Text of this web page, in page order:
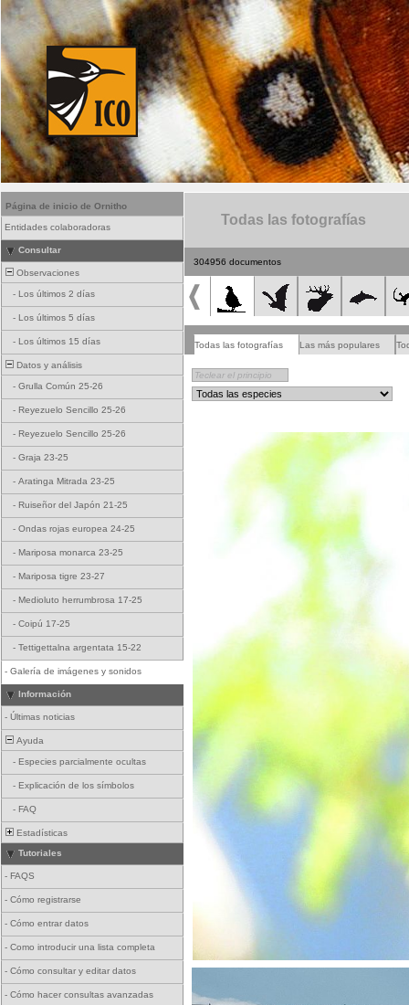
Página de inicio de Ornitho
Entidades colaboradoras
Consultar
Observaciones
- Los últimos 2 días
- Los últimos 5 días
- Los últimos 15 días
Datos y análisis
- Grulla Común 25-26
- Reyezuelo Sencillo 25-26
- Reyezuelo Sencillo 25-26
- Graja 23-25
- Aratinga Mitrada 23-25
- Ruiseñor del Japón 21-25
- Ondas rojas europea 24-25
- Mariposa monarca 23-25
- Mariposa tigre 23-27
- Medioluto herrumbrosa 17-25
- Coipú 17-25
- Tettigettalna argentata 15-22
- Galería de imágenes y sonidos
Información
- Últimas noticias
Ayuda
- Especies parcialmente ocultas
- Explicación de los símbolos
- FAQ
Estadísticas
Tutoriales
- FAQS
- Cómo registrarse
- Cómo entrar datos
- Como introducir una lista completa
- Cómo consultar y editar datos
- Cómo hacer consultas avanzadas
Todas las fotografías
304956 documentos
Todas las fotografías Las más populares